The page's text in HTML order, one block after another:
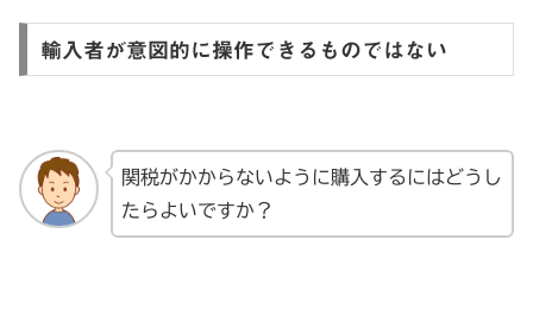
輸入者が意図的に操作できるものではない
関税がかからないように購入するにはどうし
たらよいですか？